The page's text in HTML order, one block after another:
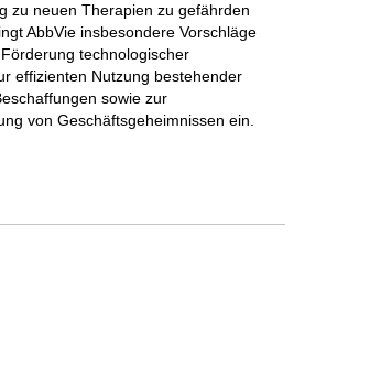
zu neuen Therapien zu gefährden
AbbVie insbesondere Vorschläge
technologischer
effizienten Nutzung bestehender
sowie zur
von Geschäftsgeheimnissen ein.